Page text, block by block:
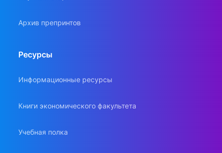
Архив препринтов
Ресурсы
Информационные ресурсы
Книги экономического факультета
Учебная полка